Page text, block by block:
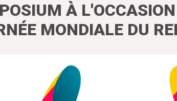
À
MONDIALE DU